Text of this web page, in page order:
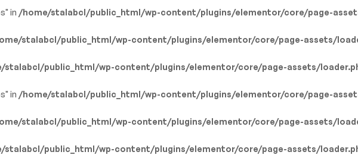
in /home/stalabcl/public_html/wp-content/plugins/elementor/core/page-
stalabcl/public_html/wp-content/plugins/elementor/core/page-assets/
stalabcl/public_html/wp-content/plugins/elementor/core/page-assets/
in /home/stalabcl/public_html/wp-content/plugins/elementor/core/page-
stalabcl/public_html/wp-content/plugins/elementor/core/page-assets/
stalabcl/public_html/wp-content/plugins/elementor/core/page-assets/